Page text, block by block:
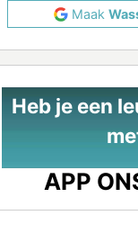
Maak
Heb je een
APP